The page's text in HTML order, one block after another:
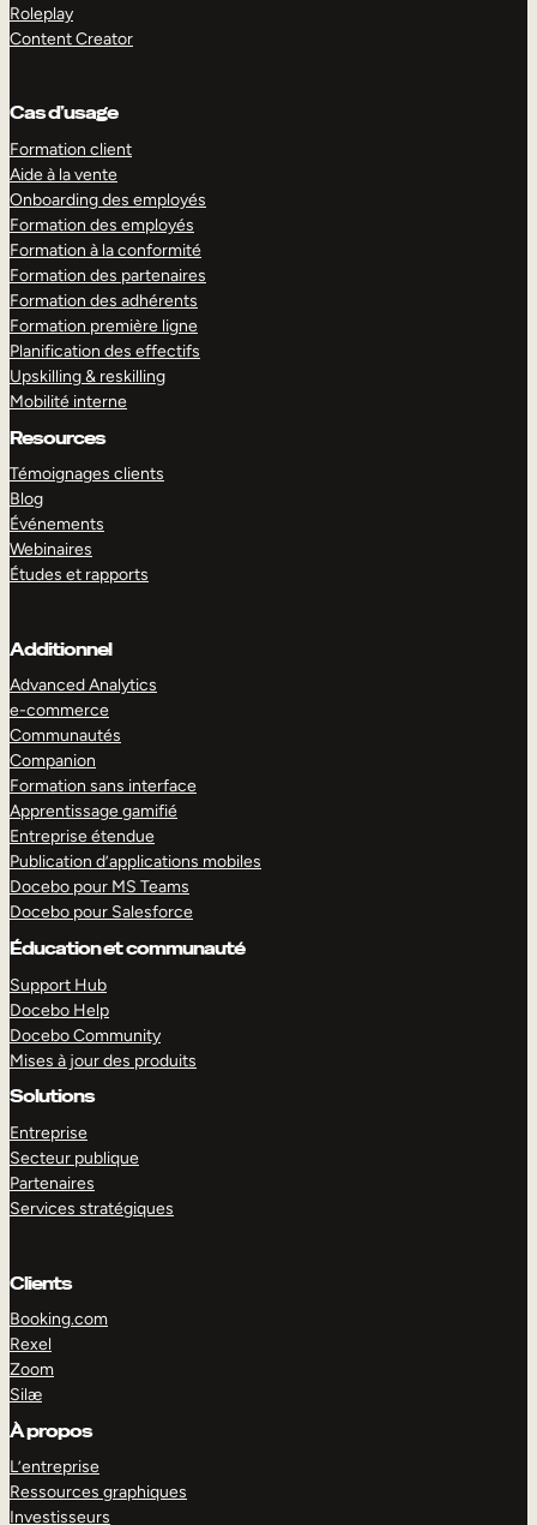
Roleplay
Content Creator
Cas d’usage
Formation client
Aide à la vente
Onboarding des employés
Formation des employés
Formation à la conformité
Formation des partenaires
Formation des adhérents
Formation première ligne
Planification des effectifs
Upskilling & reskilling
Mobilité interne
Resources
Témoignages clients
Blog
Événements
Webinaires
Études et rapports
Additionnel
Advanced Analytics
e-commerce
Communautés
Companion
Formation sans interface
Apprentissage gamifié
Entreprise étendue
Publication d’applications mobiles
Docebo pour MS Teams
Docebo pour Salesforce
Éducation et communauté
Support Hub
Docebo Help
Docebo Community
Mises à jour des produits
Solutions
Entreprise
Secteur publique
Partenaires
Services stratégiques
Clients
Booking.com
Rexel
Zoom
Silæ
À propos
L’entreprise
Ressources graphiques
Investisseurs